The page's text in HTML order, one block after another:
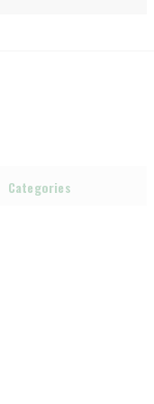
Categories